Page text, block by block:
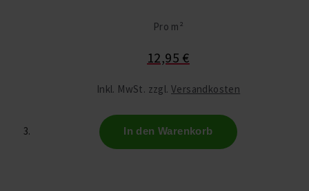
Pro m²
12,95 €
Inkl. MwSt. zzgl. Versandkosten
In den Warenkorb